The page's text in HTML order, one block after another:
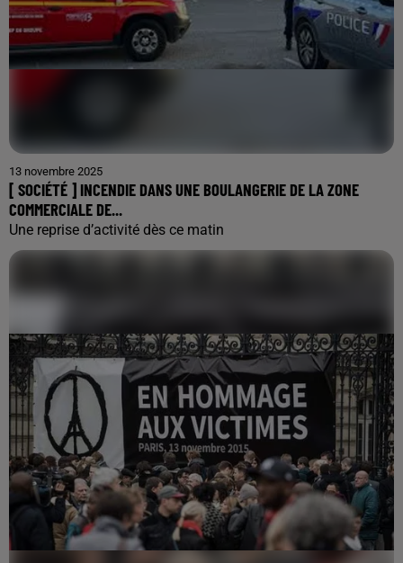
13 novembre 2025
[ SOCIÉTÉ ] INCENDIE DANS UNE BOULANGERIE DE LA ZONE
COMMERCIALE DE...
Une reprise d’activité dès ce matin